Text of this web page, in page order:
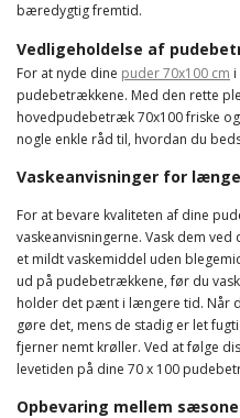
bæredygtig fremtid.
Vedligeholdelse af
For at nyde dine puder 70x100 cm i
pudebetrækkene. Med den rette
hovedpudebetræk 70x100 friske
nogle enkle råd til, hvordan du
Vaskeanvisninger for
For at bevare kvaliteten af dine
vaskeanvisningerne. Vask dem
et mildt vaskemiddel uden
ud på pudebetrækkene, før du
holder det pænt i længere tid. Når
gøre det, mens de stadig er let
fjerner nemt krøller. Ved at følge
levetiden på dine 70 x 100
Opbevaring mellem